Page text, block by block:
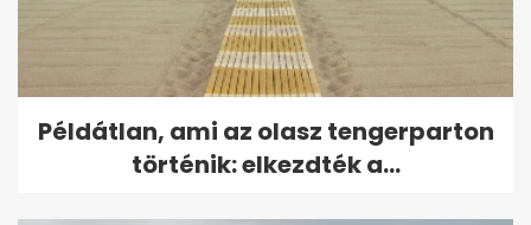
Példátlan, ami az olasz tengerparton
történik: elkezdték a...